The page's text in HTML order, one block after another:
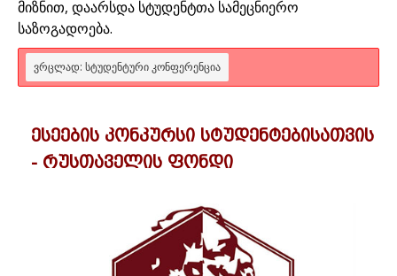
მიზნით, დაარსდა სტუდენტთა სამეცნიერო
საზოგადოება.
ᲕᲠᲪᲚᲐᲓ: ᲡᲢᲣᲓᲔᲜᲢᲣᲠᲘ ᲙᲝᲜᲤᲔᲠᲔᲜᲪᲘᲐ
ესეების კონკურსი სტუდენტებისათვის
- რუსთაველის ფონდი